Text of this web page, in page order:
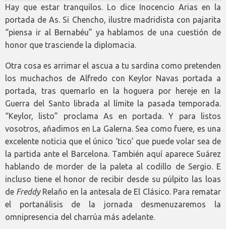
Hay que estar tranquilos. Lo dice Inocencio Arias en la
portada de As. Si Chencho, ilustre madridista con pajarita
“piensa ir al Bernabéu” ya hablamos de una cuestión de
honor que trasciende la diplomacia.
Otra cosa es arrimar el ascua a tu sardina como pretenden
los muchachos de Alfredo con Keylor Navas portada a
portada, tras quemarlo en la hoguera por hereje en la
Guerra del Santo librada al límite la pasada temporada.
“Keylor, listo” proclama As en portada. Y para listos
vosotros, añadimos en La Galerna. Sea como fuere, es una
excelente noticia que el único ‘tico’ que puede volar sea de
la partida ante el Barcelona. También aquí aparece Suárez
hablando de morder de la paleta al codillo de Sergio. E
incluso tiene el honor de recibir desde su púlpito las loas
de FreddyRelaño en la antesala de El Clásico. Para rematar
el portanálisis de la jornada desmenuzaremos la
omnipresencia del charrúa más adelante.